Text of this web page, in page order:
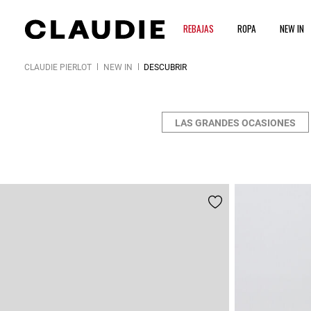
REBAJAS ROPA NEW IN
CLAUDIE PIERLOT NEW IN DESCUBRIR
LAS GRANDES OCASIONES